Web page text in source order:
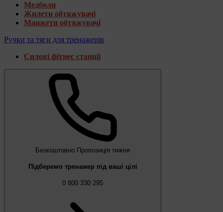
Медболи
Жилети обтяжувачі
Манжети обтяжувачі
Ручки та тяги для тренажерів
Силові фітнес станції
Безкоштовно Пропозиція тижня
Підберемо тренажер під ваші цілі
0 800 330 295